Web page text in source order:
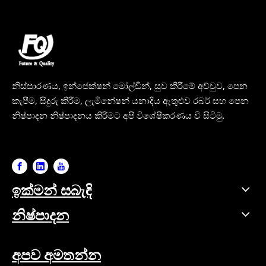
නිස්සාරණය, ඉන්ජෙක්ෂන් මෝල්ඩින්, සුව කිරීමේ අච්චුව, පෙන
කැපීම, සිදුරු කිරීම, ලැමිනේෂන් යනාදිය ඇතුළුව රබර් සහ පෙන
නිෂ්පාදන නිෂ්පාදනය කිරීමට අපි විශේෂීකරණය වී සිටිමු.
ඉක්මන් සබැඳි
නිෂ්පාදන
අපව අමතන්න